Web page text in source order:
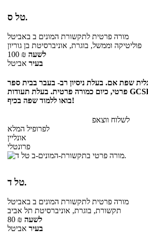
טל ס.
מורה פרטית לתקשורת המונים ב באביטל
פוליטיקה וממשל, בוגרת, אוניברסיטת בן גוריון
100 ₪ לשעה
בעיר אביטל
שפת אם. בעלת ניסיון רב- בעבר בבית ספר
פרטי, כיום כמורה פרטית. בעלת תעודות GCSE ו- A Levels מחו"ל.
בואו ללמוד שפה בכיף!
לשלוח ווצאפ
לפרופיל המלא
אונליין
פרונטלי
טל ד.
מורה פרטית לתקשורת המונים ב באביטל
תקשורת, בוגרת, אוניברסיטת תל אביב
80 ₪ לשעה
בעיר אביטל